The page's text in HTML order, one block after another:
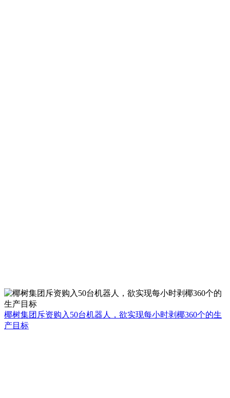
椰树集团斥资购入50台机器人，欲实现每小时剥椰360个的生
产目标